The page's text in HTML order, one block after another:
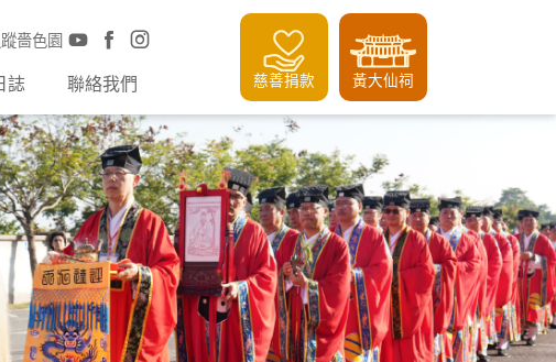
嗇色園
誌 聯絡我們 慈善捐款 黃大仙祠